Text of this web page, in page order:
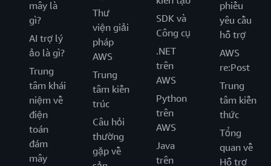
mây là
gì?
AI trợ lý
ảo là gì?
Trung
tâm khái
niệm về
điện
toán
đám
mây
Thư
viện giải
pháp
AWS
Trung
tâm kiến
trúc
Câu hỏi
thường
gặp về
SDK và
Công cụ
.NET
trên
AWS
Python
trên
AWS
Java
trên
phiếu
yêu cầu
hỗ trợ
AWS
re:Post
Trung
tâm kiến
thức
Tổng
quan về
Hỗ trợ